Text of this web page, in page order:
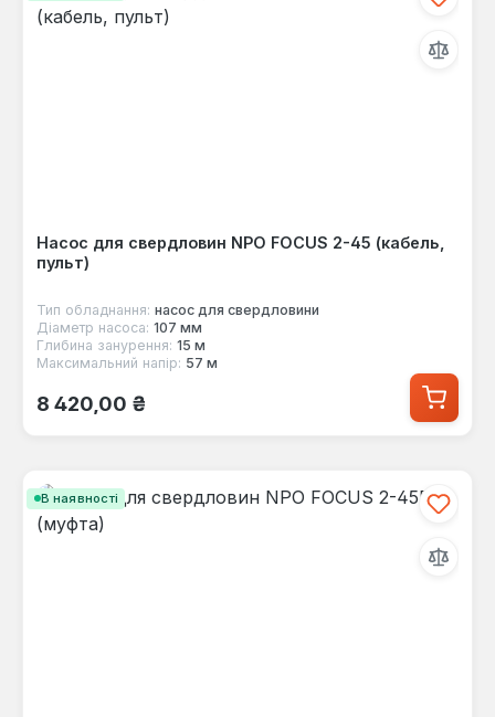
Насос для свердловин NPO FOCUS 2-45 (кабель,
пульт)
Тип обладнання: насос для свердловини
Діаметр насоса: 107 мм
Глибина занурення: 15 м
Максимальний напір: 57 м
Звичайна ціна:
8 420,00 ₴
В наявності